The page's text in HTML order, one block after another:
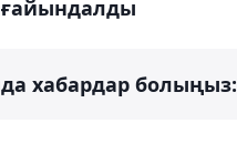
хабардар болыңыз: